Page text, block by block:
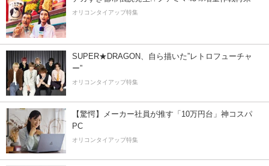
オリコンタイアップ特集
SUPER★DRAGON、自ら描いた”レトロフューチャ
ー”
オリコンタイアップ特集
【驚愕】メーカー社員が推す「10万円台」神コスパ
PC
オリコンタイアップ特集